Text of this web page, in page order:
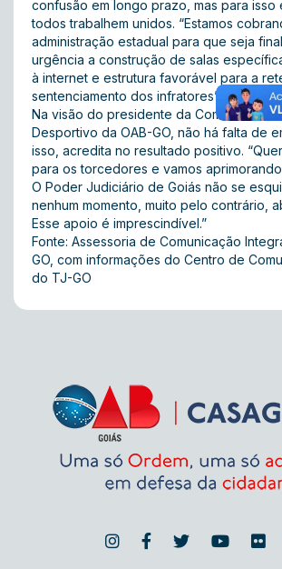
confusão em longo prazo, mas para isso
todos trabalhem unidos. “Estamos
administração estadual para que seja
urgência a construção de salas
à internet e estrutura favorável para a
sentenciamento dos infratores”, afirma.
Na visão do presidente da Comissão de
Desportivo da OAB-GO, não há falta de
isso, acredita no resultado positivo.
para os torcedores e vamos
O Poder Judiciário de Goiás não se
nenhum momento, muito pelo contrário,
Esse apoio é imprescindível.”
Fonte: Assessoria de Comunicação
GO, com informações do Centro de
do TJ-GO